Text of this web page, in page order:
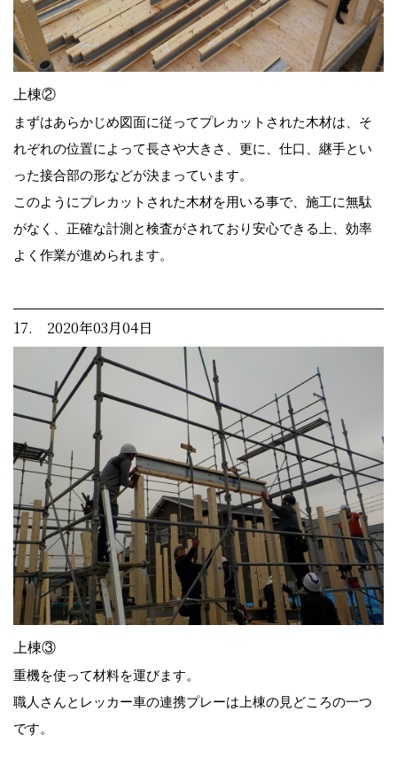
上棟②
まずはあらかじめ図面に従ってプレカットされた木材は、そ
れぞれの位置によって長さや大きさ、更に、仕口、継手とい
った接合部の形などが決まっています。
このようにプレカットされた木材を用いる事で、施工に無駄
がなく、正確な計測と検査がされており安心できる上、効率
よく作業が進められます。
17. 2020年03月04日
上棟③
重機を使って材料を運びます。
職人さんとレッカー車の連携プレーは上棟の見どころの一つ
です。